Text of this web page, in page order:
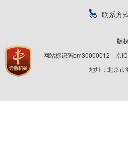
联系方
版
网站标识码bm30000012 京
地址：北京